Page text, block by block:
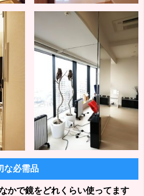
な必需品
かで鏡をどれくらい使ってます